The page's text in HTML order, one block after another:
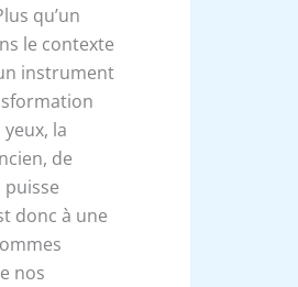
qu’un
le contexte
instrument
la
de
puisse
donc à une
nos